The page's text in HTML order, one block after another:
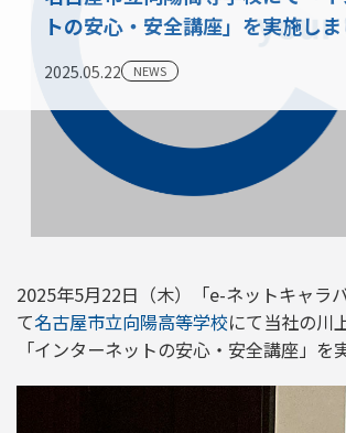
トの安心・安全講座」を実施し
2025.05.22 NEWS
2025年5月22日（木）「e-ネットキャラ
て名古屋市立向陽高等学校にて当社の川
「インターネットの安心・安全講座」を